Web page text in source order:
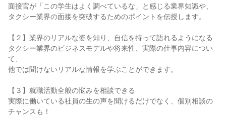
面接官が「この学生はよく調べているな」と感じる業界知識や、
タクシー業界の面接を突破するためのポイントを伝授します。
【２】業界のリアルな姿を知り、自信を持って語れるようになる
タクシー業界のビジネスモデルや将来性、実際の仕事内容につい
て、
他では聞けないリアルな情報を学ぶことができます。
【３】就職活動全般の悩みを相談できる
実際に働いている社員の生の声を聞けるだけでなく、個別相談の
チャンスも！